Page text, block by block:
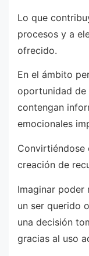
Lo que
procesos y a
ofrecido.
En el ámbito
oportunidad de
contengan
emocionales
Convirtiéndose
creación de
Imaginar poder
un ser querido
una decisión
gracias al uso